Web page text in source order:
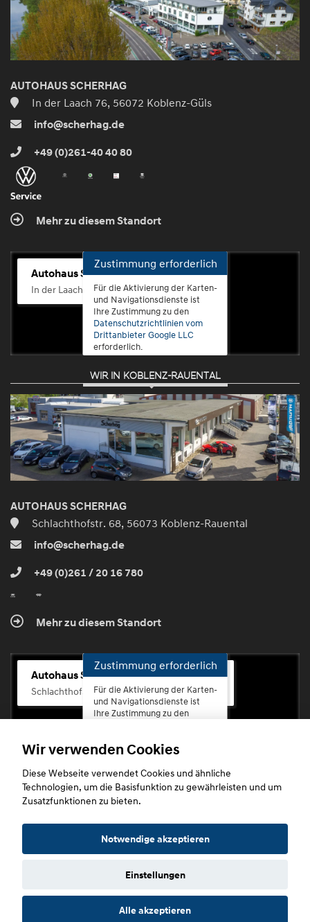
AUTOHAUS SCHERHAG
In der Laach 76, 56072 Koblenz-Güls
info@scherhag.de
+49 (0)261-40 40 80
Mehr zu diesem Standort
Autohaus Scherhag
In der Laach 76, 56072 Koblenz-Güls
Zustimmung erforderlich
Für die Aktivierung der Karten-
und Navigationsdienste ist
Ihre Zustimmung zu den
Datenschutzrichtlinien vom
Drittanbieter Google LLC
erforderlich.
Zustimmen
und
aktivieren
WIR IN KOBLENZ-RAUENTAL
AUTOHAUS SCHERHAG
Schlachthofstr. 68, 56073 Koblenz-Rauental
info@scherhag.de
+49 (0)261 / 20 16 780
Mehr zu diesem Standort
Autohaus Scherhag
Schlachthofstr. 68, 56073 Koblenz-Rauental
Zustimmung erforderlich
Für die Aktivierung der Karten-
und Navigationsdienste ist
Ihre Zustimmung zu den
erforderlich.
Zustimmen
Copyright © 2026. Autohaus Scherhag
Datenschutz Impressum
Wir verwenden Cookies
Diese Webseite verwendet Cookies und ähnliche
Technologien, um die Basisfunktion zu gewährleisten und um
Zusatzfunktionen zu bieten.
Notwendige akzeptieren
Einstellungen
Alle akzeptieren